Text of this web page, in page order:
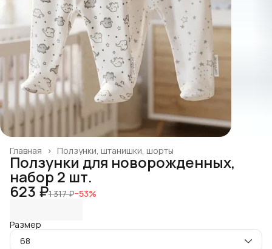
Ползунки, штанишки, шорты
Главная ›
Ползунки для новорожденных,
набор 2 шт.
623 ₽1 317 ₽−53%
Размер
68